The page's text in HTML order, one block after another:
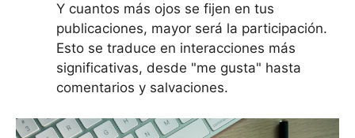
Y cuantos más ojos se fijen en tus
publicaciones, mayor será la participación.
Esto se traduce en interacciones más
significativas, desde "me gusta" hasta
comentarios y salvaciones.